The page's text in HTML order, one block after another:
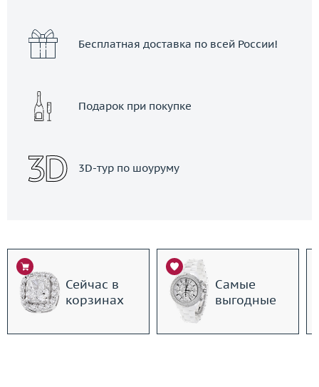
Бесплатная доставка по всей России!
Подарок при покупке
3D-тур по шоуруму
Сейчас в
корзинах
Самые
выгодные